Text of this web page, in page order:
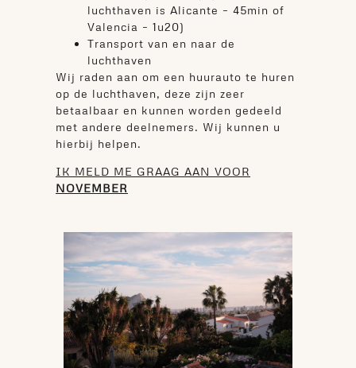
luchthaven is Alicante – 45min of
Valencia – 1u20)
Transport van en naar de
luchthaven
Wij raden aan om een huurauto te huren
op de luchthaven, deze zijn zeer
betaalbaar en kunnen worden gedeeld
met andere deelnemers. Wij kunnen u
hierbij helpen.
IK MELD ME GRAAG AAN VOOR
NOVEMBER